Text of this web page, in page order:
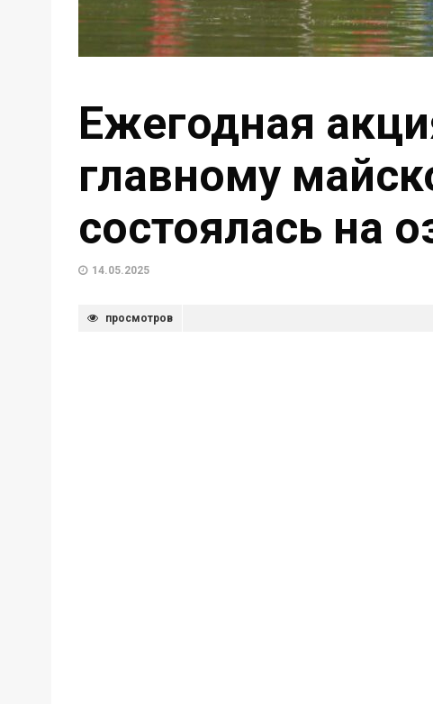
Ежегодная
главному
состоялась на
14.05.2025
просмотров